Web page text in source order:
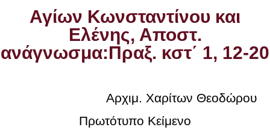
Αγίων Κωνσταντίνου και
Ελένης, Αποστ.
ανάγνωσμα:Πραξ. κστ΄ 1, 12-20
Αρχιμ. Χαρίτων Θεοδώρου
Πρωτότυπο Κείμενο